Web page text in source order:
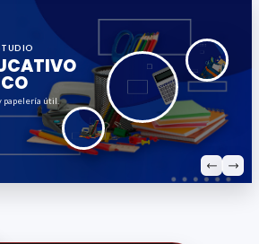
TRABAJAR
en un solo